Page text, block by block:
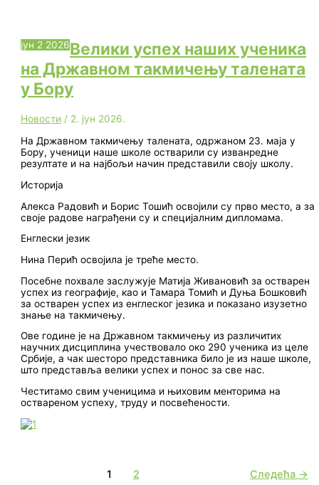
јун 2 2026Велики успех наших ученика
на Државном такмичењу талената
у Бору
Новости / 2. јун 2026.
На Државном такмичењу талената, одржаном 23. маја у
Бору, ученици наше школе остварили су изванредне
резултате и на најбољи начин представили своју школу.
Историја
Алекса Радовић и Борис Тошић освојили су прво место, а за
своје радове награђени су и специјалним дипломама.
Енглески језик
Нина Перић освојила је треће место.
Посебне похвале заслужује Матија Живановић за остварен
успех из географије, као и Тамара Томић и Дуња Бошковић
за остварен успех из енглеског језика и показано изузетно
знање на такмичењу.
Ове године је на Државном такмичењу из различитих
научних дисциплина учествовало око 290 ученика из целе
Србије, а чак шесторо представника било је из наше школе,
што представља велики успех и понос за све нас.
Честитамо свим ученицима и њиховим менторима на
оствареном успеху, труду и посвећености.
1 2 Следећа →